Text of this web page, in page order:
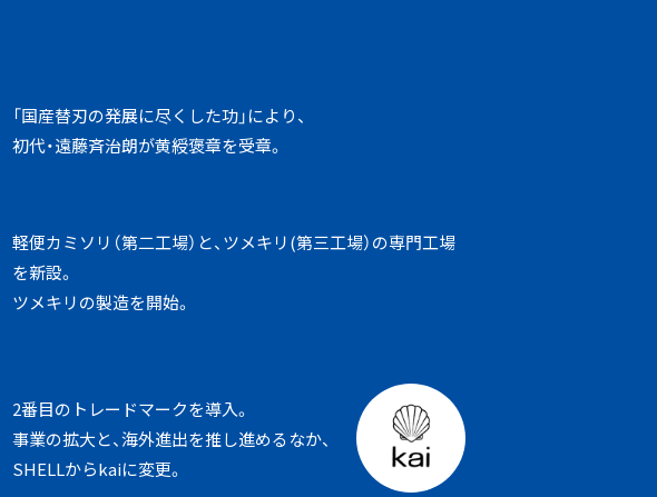
「国産替刃の発展に尽くした功」により、
初代・遠藤斉治朗が黄綬褒章を受章。
軽便カミソリ（第二工場）と、ツメキリ(第三工場）の専門工場
を新設。
ツメキリの製造を開始。
2番目のトレードマークを導入。
事業の拡大と、海外進出を推し進めるなか、
SHELLからkaiに変更。